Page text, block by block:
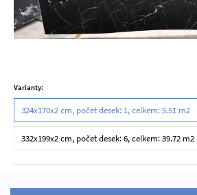
Varianty:
324x170x2 cm, počet desek: 1, celkem: 5.51 m2
332x199x2 cm, počet desek: 6, celkem: 39.72 m2